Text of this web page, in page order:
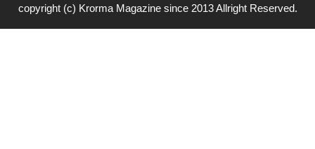
copyright (c) Krorma Magazine since 2013 Allright Reserved.